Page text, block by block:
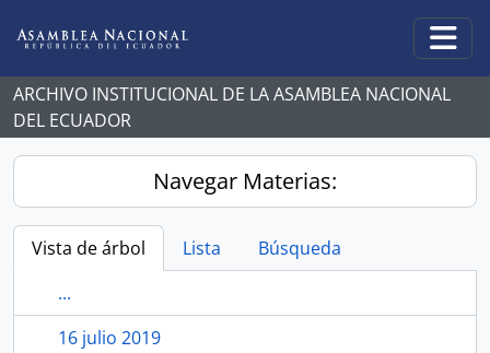
ARCHIVO INSTITUCIONAL DE LA ASAMBLEA NACIONAL
DEL ECUADOR
Navegar Materias:
Vista de árbol Lista
Búsqueda
...
16 julio 2019